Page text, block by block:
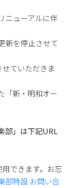
ニューアルに伴
新を停止させて
ていただきま
「新・明和オー
部」は下記URL
できます。お忘
部特設 お問い合